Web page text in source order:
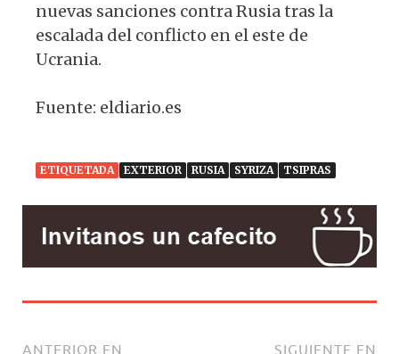
nuevas sanciones contra Rusia tras la
escalada del conflicto en el este de
Ucrania.
Fuente: eldiario.es
ETIQUETADA EXTERIOR RUSIA SYRIZA TSIPRAS
ANTERIOR EN SIGUIENTE EN